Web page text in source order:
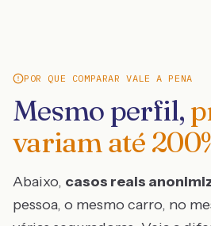
POR QUE COMPARAR VALE A PENA
Mesmo perfil,
variam até 200
Abaixo, casos reais
pessoa, o mesmo carro, no